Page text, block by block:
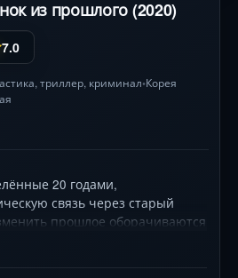
из прошлого (2020)
7.0
, триллер, криминал•Корея
20 годами,
связь через старый
прошлое оборачиваются
событий, где каждая